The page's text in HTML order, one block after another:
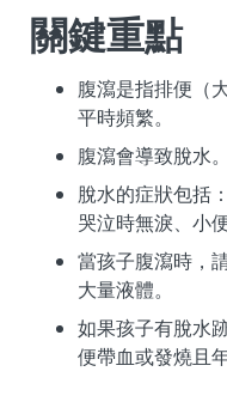
關鍵重點
腹瀉是指排便（
平時頻繁。
腹瀉會導致脫水。
脫水的症狀包括
哭泣時無淚、小
當孩子腹瀉時，
大量液體。
如果孩子有脫水
便帶血或發燒且